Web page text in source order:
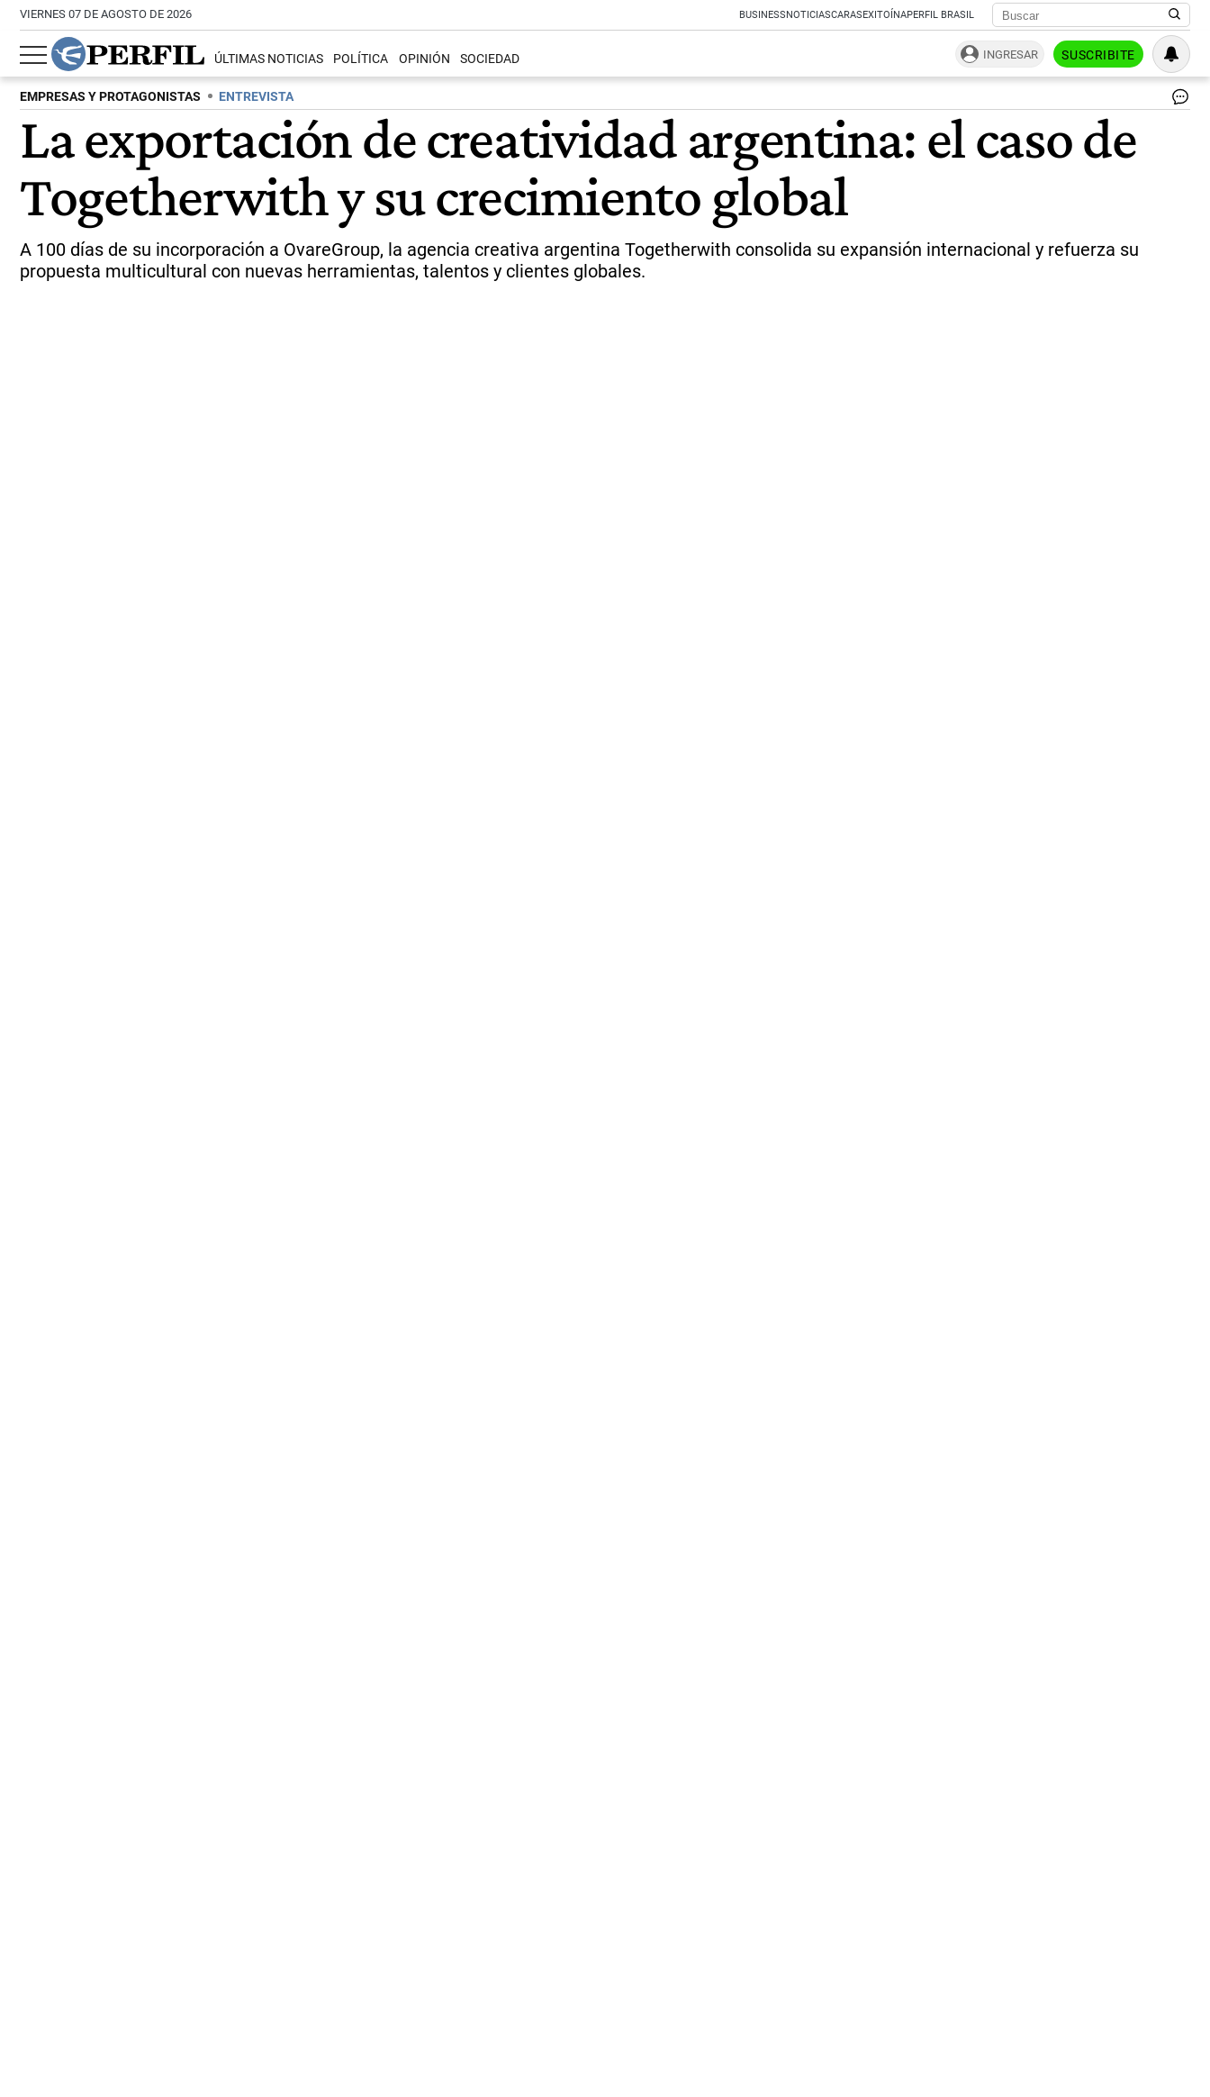
VIERNES 07 DE AGOSTO DE 2026 BUSINESSNOTICIASCARASEXITOÍNAPERFIL BRASIL
ÚLTIMAS NOTICIAS POLÍTICA OPINIÓN SOCIEDAD INGRESAR SUSCRIBITE
EMPRESAS Y PROTAGONISTAS ENTREVISTA
La exportación de creatividad argentina: el caso de
Togetherwith y su crecimiento global
A 100 días de su incorporación a OvareGroup, la agencia creativa argentina Togetherwith consolida su expansión internacional y refuerza su
propuesta multicultural con nuevas herramientas, talentos y clientes globales.